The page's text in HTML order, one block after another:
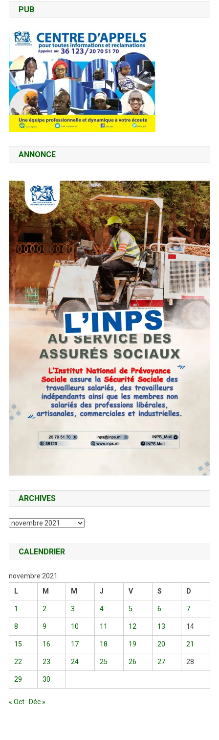
PUB
ANNONCE
ARCHIVES
Archives
CALENDRIER
novembre 2021
L
M M J V S D
1 2 3 4 5 6 7
8 9 10 11 12 13 14
15 16 17 18 19 20 21
22 23 24 25 26 27 28
29 30
« Oct Déc »